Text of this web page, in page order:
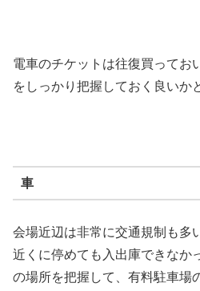
電車のチケットは往復買ってお
をしっかり把握しておく良いか
車
会場近辺は非常に交通規制も多
近くに停めても入出庫できなか
の場所を把握して、有料駐車場